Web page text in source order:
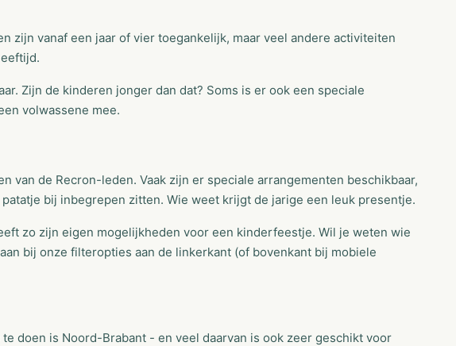
zijn vanaf een jaar of vier toegankelijk, maar veel andere activiteiten
Zijn de kinderen jonger dan dat? Soms is er ook een speciale
volwassene mee.
van de Recron-leden. Vaak zijn er speciale arrangementen beschikbaar,
bij inbegrepen zitten. Wie weet krijgt de jarige een leuk presentje.
zo zijn eigen mogelijkheden voor een kinderfeestje. Wil je weten wie
aan bij onze filteropties aan de linkerkant (of bovenkant bij mobiele
doen is Noord-Brabant - en veel daarvan is ook zeer geschikt voor